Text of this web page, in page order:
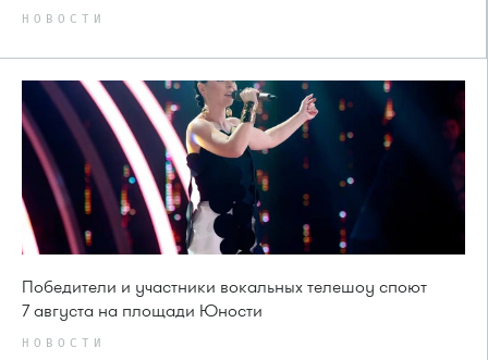
НОВОСТИ
Победители и участники вокальных телешоу споют
7 августа на площади Юности
НОВОСТИ